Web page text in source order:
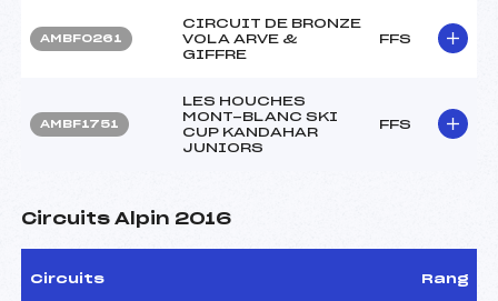
AMBF0261
CIRCUIT DE BRONZE
VOLA ARVE &
GIFFRE
FFS
AMBF1751
LES HOUCHES
MONT-BLANC SKI
CUP KANDAHAR
JUNIORS
FFS
Circuits Alpin 2016
Circuits Rang